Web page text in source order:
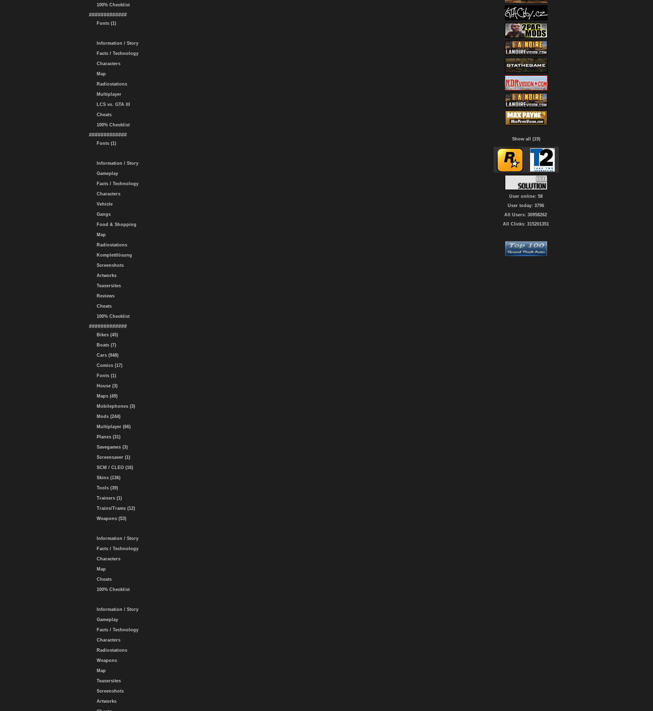
100% Checklist
#############
Fonts (1)
Information / Story
Facts / Technology
Characters
Map
Radiostations
Multiplayer
LCS vs. GTA III
Cheats
100% Checklist
#############
Fonts (1)
Information / Story
Gameplay
Facts / Technology
Characters
Vehicle
Gangs
Food & Shopping
Map
Radiostations
Komplettlösung
Screenshots
Artworks
Teasersites
Reviews
Cheats
100% Checklist
#############
Bikes (45)
Boats (7)
Cars (948)
Comics (17)
Fonts (1)
House (3)
Maps (49)
Mobilephones (3)
Mods (244)
Multiplayer (66)
Planes (31)
Savegames (3)
Screensaver (1)
SCM / CLEO (16)
Skins (136)
Tools (39)
Trainers (1)
Trains/Trams (12)
Weapons (53)
Information / Story
Facts / Technology
Characters
Map
Cheats
100% Checklist
Information / Story
Gameplay
Facts / Technology
Characters
Radiostations
Weapons
Map
Teasersites
Screenshots
Artworks
Show all (19)
User online: 58
User today: 3796
All Users: 30958262
All Clicks: 315201351